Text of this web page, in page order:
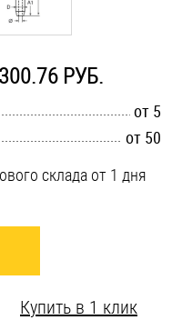
РУБ.
от 5
от 50
склада от 1 дня
Купить в 1 клик